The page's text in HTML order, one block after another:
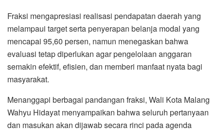
Fraksi mengapresiasi realisasi pendapatan daerah yang
melampaui target serta penyerapan belanja modal yang
mencapai 95,60 persen, namun menegaskan bahwa
evaluasi tetap diperlukan agar pengelolaan anggaran
semakin efektif, efisien, dan memberi manfaat nyata bagi
masyarakat.
Menanggapi berbagai pandangan fraksi, Wali Kota Malang
Wahyu Hidayat menyampaikan bahwa seluruh pertanyaan
dan masukan akan dijawab secara rinci pada agenda